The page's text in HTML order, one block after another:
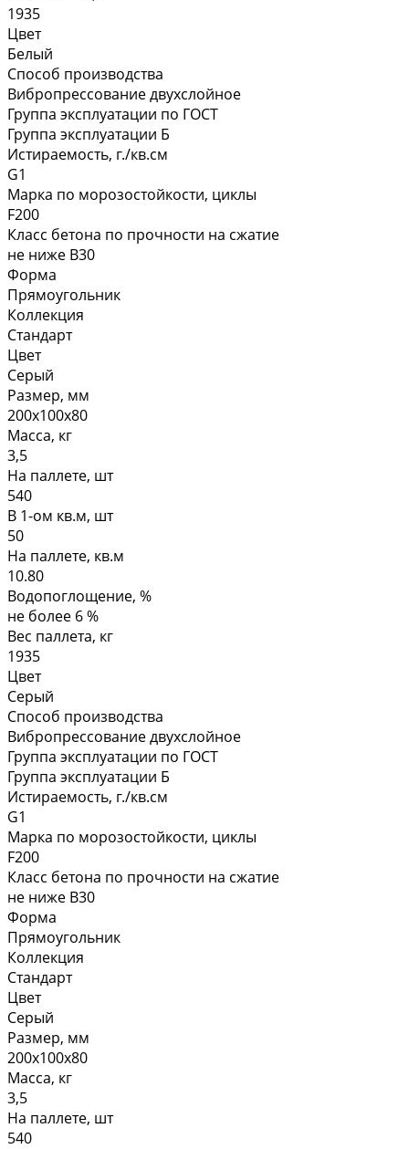
1935
Цвет
Белый
Способ производства
Вибропрессование двухслойное
Группа эксплуатации по ГОСТ
Группа эксплуатации Б
Истираемость, г./кв.см
G1
Марка по морозостойкости, циклы
F200
Класс бетона по прочности на сжатие
не ниже В30
Форма
Прямоугольник
Коллекция
Стандарт
Цвет
Серый
Размер, мм
200х100х80
Масса, кг
3,5
На паллете, шт
540
В 1-ом кв.м, шт
50
На паллете, кв.м
10.80
Водопоглощение, %
не более 6 %
Вес паллета, кг
1935
Цвет
Серый
Способ производства
Вибропрессование двухслойное
Группа эксплуатации по ГОСТ
Группа эксплуатации Б
Истираемость, г./кв.см
G1
Марка по морозостойкости, циклы
F200
Класс бетона по прочности на сжатие
не ниже В30
Форма
Прямоугольник
Коллекция
Стандарт
Цвет
Серый
Размер, мм
200х100х80
Масса, кг
3,5
На паллете, шт
540